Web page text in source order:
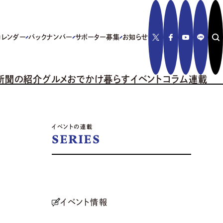
聞の紹介グルメおでかけ暮らすイベント コラム連載
レンダー バックナンバー サポーター募集 お知らせ
イベントの連載
SERIES
イベント情報